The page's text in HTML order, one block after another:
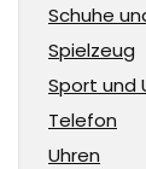
Schuhe
Spielzeug
Sport und
Telefon
Uhren